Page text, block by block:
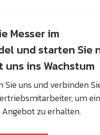
Messer im
und starten Sie
ins Wachstum
Sie uns und verbinden
um ein
zu erhalten.